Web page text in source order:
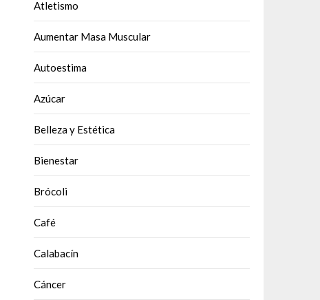
Atletismo
Aumentar Masa Muscular
Autoestima
Azúcar
Belleza y Estética
Bienestar
Brócoli
Café
Calabacín
Cáncer